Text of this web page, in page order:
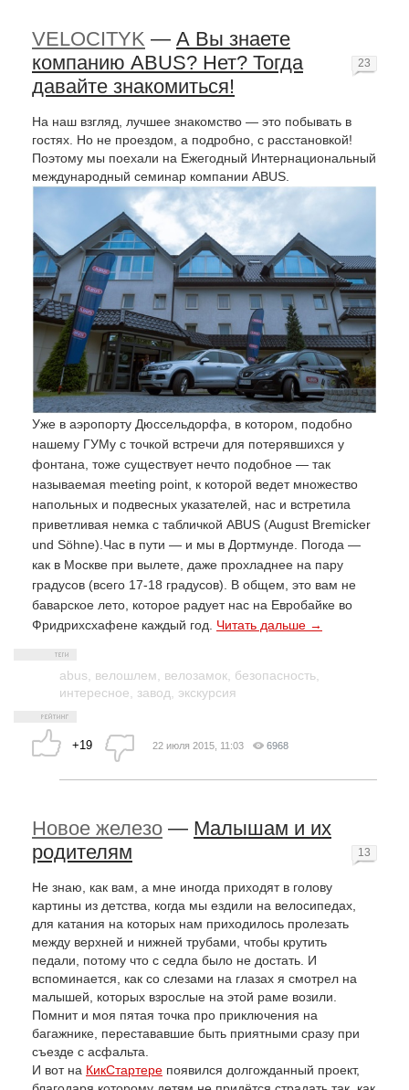
VELOCITYK — А Вы знаете
компанию ABUS? Нет? Тогда
давайте знакомиться!
На наш взгляд, лучшее знакомство — это побывать в
гостях. Но не проездом, а подробно, с расстановкой!
Поэтому мы поехали на Ежегодный Интернациональный
международный семинар компании ABUS.
Уже в аэропорту Дюссельдорфа, в котором, подобно
нашему ГУМу с точкой встречи для потерявшихся у
фонтана, тоже существует нечто подобное — так
называемая meeting point, к которой ведет множество
напольных и подвесных указателей, нас и встретила
приветливая немка с табличкой ABUS (August Bremicker
und Söhne).Час в пути — и мы в Дортмунде. Погода —
как в Москве при вылете, даже прохладнее на пару
градусов (всего 17-18 градусов). В общем, это вам не
баварское лето, которое радует нас на Евробайке во
Фридрихсхафене каждый год. Читать дальше →
abus, велошлем, велозамок, безопасность,
интересное, завод, экскурсия
+19
23
22 июля 2015, 11:03 6968
Новое железо — Малышам и их
родителям
Не знаю, как вам, а мне иногда приходят в голову
картины из детства, когда мы ездили на велосипедах,
для катания на которых нам приходилось пролезать
между верхней и нижней трубами, чтобы крутить
педали, потому что с седла было не достать. И
вспоминается, как со слезами на глазах я смотрел на
малышей, которых взрослые на этой раме возили.
Помнит и моя пятая точка про приключения на
багажнике, перестававшие быть приятными сразу при
съезде с асфальта.
И вот на КикСтартере появился долгожданный проект,
13